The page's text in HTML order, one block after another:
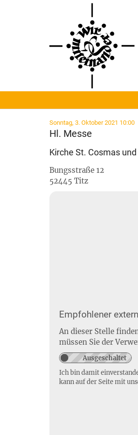
Sonntag, 3. Oktober 2021 10:00:
Hl. Messe
Kirche St. Cosmas
Bungsstraße 12
52445 Titz
Empfohlener
An dieser Stelle
müssen Sie der
Ich bin damit
kann auf der Seite mit